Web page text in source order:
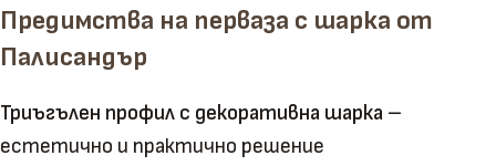
Предимства на перваза с шарка от
Палисандър
Триъгълен профил с декоративна шарка –
естетично и практично решение